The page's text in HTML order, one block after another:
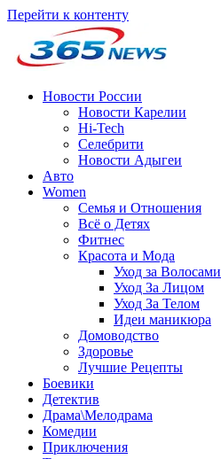
Перейти к контенту
Новости России
Новости Карелии
Hi-Tech
Селебрити
Новости Адыгеи
Авто
Women
Семья и Отношения
Всё о Детях
Фитнес
Красота и Мода
Уход за Волосами
Уход За Лицом
Уход За Телом
Идеи маникюра
Домоводство
Здоровье
Лучшие Рецепты
Боевики
Детектив
Драма\Мелодрама
Комедии
Приключения